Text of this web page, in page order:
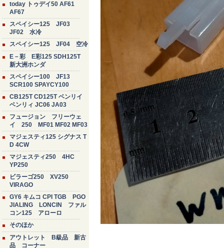
today トゥデイ50 AF61
AF67
スペイシー125 JF03
JF02 水冷
スペイシー125 JF04 空冷
E－彩 E彩125 SDH125T
新大洲ホンダ
スペイシー100 JF13
SCR100 SPAYCY100
CB125T CD125T ベンリイ
ベンリィ JC06 JA03
フュージョン フリーウェ
イ 250 MF01 MF02 MF03
マジェスティ125 シグナス T
D 4CW
マジェスティ250 4HC
YP250
ビラーゴ250 XV250
VIRAGO
GY6 キムコ CPI TGB PGO
JIALING LONCIN ファル
コン125 アローロ
そのほか
アウトレット B級品 新古
品 コーナー